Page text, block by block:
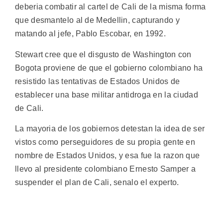
deberia combatir al cartel de Cali de la misma forma
que desmantelo al de Medellin, capturando y
matando al jefe, Pablo Escobar, en 1992.
Stewart cree que el disgusto de Washington con
Bogota proviene de que el gobierno colombiano ha
resistido las tentativas de Estados Unidos de
establecer una base militar antidroga en la ciudad
de Cali.
La mayoria de los gobiernos detestan la idea de ser
vistos como perseguidores de su propia gente en
nombre de Estados Unidos, y esa fue la razon que
llevo al presidente colombiano Ernesto Samper a
suspender el plan de Cali, senalo el experto.